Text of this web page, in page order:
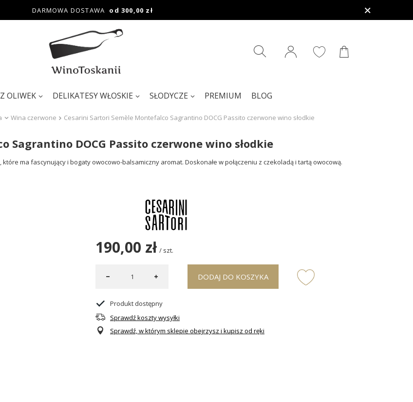
DARMOWA DOSTAWA od 300,00 zł
OLIWEK DELIKATESY WŁOSKIE SŁODYCZE PREMIUM BLOG
Wina czerwone Cesarini Sartori Semèle Montefalco Sagrantino DOCG Passito czerwone wino słodkie
Sagrantino DOCG Passito czerwone wino słodkie
ma fascynujący i bogaty owocowo-balsamiczny aromat. Doskonałe w połączeniu z czekoladą i tartą owocową.
190,00 zł / szt.
DODAJ DO KOSZYKA
Produkt dostępny
Sprawdź koszty wysyłki
Sprawdź, w którym sklepie obejrzysz i kupisz od ręki